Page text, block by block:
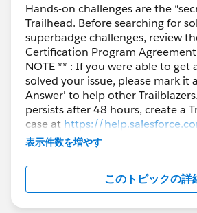
Hands-on challenges are the
Trailhead. Before searching for
superbadge challenges, review
Certification Program
NOTE ** : If you were able to get
solved your issue, please mark it
Answer' to help other
persists after 48 hours, create a
case at https://
further assistance.
表示件数を増やす
このトピックの詳